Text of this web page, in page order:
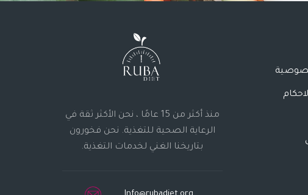
منذ أكثر من 15 عامًا ، نحن الأكثر ثقة في
الرعاية الصحية للتغذية. نحن فخورون
بتاريخنا الغني لخدمات التغذية.